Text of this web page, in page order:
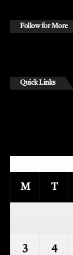
Follow for More
Quick Links
M T
3 4